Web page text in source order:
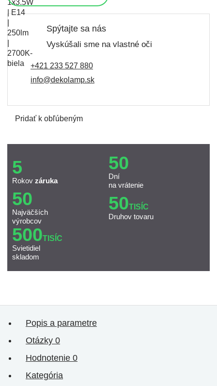
Spýtajte sa nás
Vyskúšali sme na vlastné oči
+421 233 527 880
info@dekolamp.sk
Pridať k obľúbeným
5
Rokov záruka
50
Dní
na vrátenie
50
Najväčších
výrobcov
50TISÍC
Druhov tovaru
500TISÍC
Svietidiel
skladom
Popis a parametre
Otázky 0
Hodnotenie 0
Kategória